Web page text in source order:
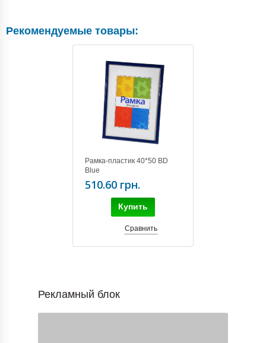
Рекомендуемые товары:
Рамка-пластик 40*50 BD
Blue
510.60 грн.
Купить
Сравнить
Рекламный блок